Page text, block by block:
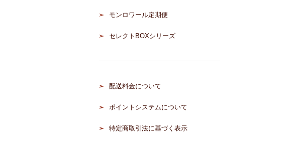
モンロワール定期便
セレクトBOXシリーズ
配送料金について
ポイントシステムについて
特定商取引法に基づく表示